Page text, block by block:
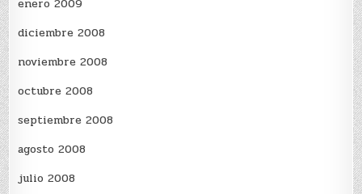
diciembre 2008
noviembre 2008
octubre 2008
septiembre 2008
agosto 2008
julio 2008